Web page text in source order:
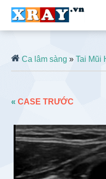
Ca lâm sàng »Tai Mũi
«CASE TRƯỚC